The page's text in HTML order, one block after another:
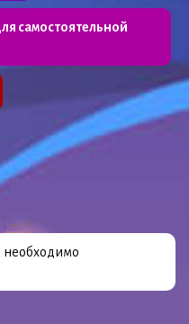
самостоятельной
необходимо